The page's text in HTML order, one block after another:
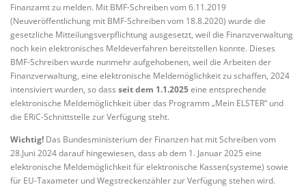
Finanzamt zu melden. Mit BMF-Schreiben vom 6.11.2019
(Neuveröffentlichung mit BMF-Schreiben vom 18.8.2020) wurde die
gesetzliche Mitteilungsverpflichtung ausgesetzt, weil die Finanzverwaltung
noch kein elektronisches Meldeverfahren bereitstellen konnte. Dieses
BMF-Schreiben wurde nunmehr aufgehobenen, weil die Arbeiten der
Finanzverwaltung, eine elektronische Meldemöglichkeit zu schaffen, 2024
intensiviert wurden, so dass seit dem 1.1.2025eine entsprechende
elektronische Meldemöglichkeit über das Programm „Mein ELSTER“ und
die ERiC-Schnittstelle zur Verfügung steht.
Wichtig! Das Bundesministerium der Finanzen hat mit Schreiben vom
28.Juni 2024 darauf hingewiesen, dass ab dem 1. Januar 2025 eine
elektronische Meldemöglichkeit für elektronische Kassen(systeme) sowie
für EU-Taxameter und Wegstreckenzähler zur Verfügung stehen wird.